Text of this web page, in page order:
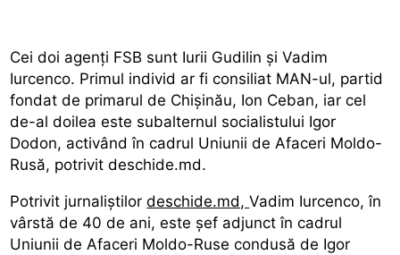
Cei doi agenți FSB sunt Iurii Gudilin și Vadim
Iurcenco. Primul individ ar fi consiliat MAN-ul, partid
fondat de primarul de Chișinău, Ion Ceban, iar cel
de-al doilea este subalternul socialistului Igor
Dodon, activând în cadrul Uniunii de Afaceri Moldo-
Rusă, potrivit deschide.md.
Potrivit jurnaliștilordeschide.md,Vadim Iurcenco, în
vârstă de 40 de ani, este șef adjunct în cadrul
Uniunii de Afaceri Moldo-Ruse condusă de Igor